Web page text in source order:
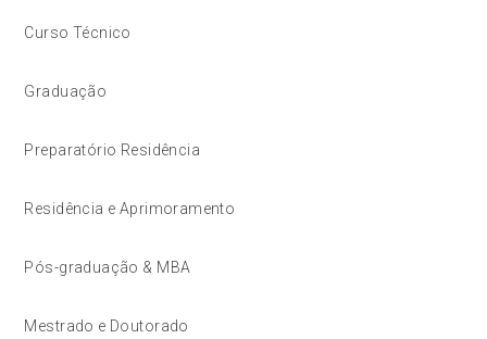
Curso Técnico
Graduação
Preparatório Residência
Residência e Aprimoramento
Pós-graduação & MBA
Mestrado e Doutorado